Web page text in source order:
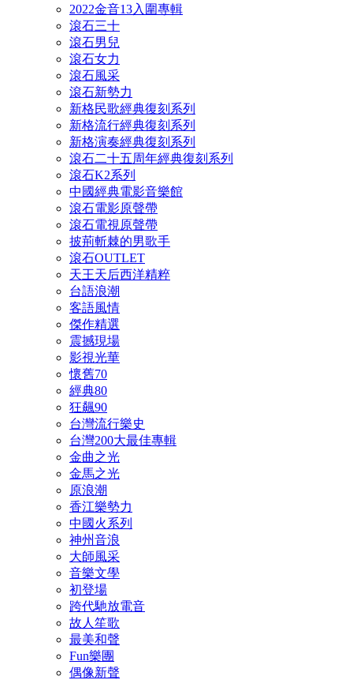
2022金音13入圍專輯
滾石三十
滾石男兒
滾石女力
滾石風采
滾石新勢力
新格民歌經典復刻系列
新格流行經典復刻系列
新格演奏經典復刻系列
滾石二十五周年經典復刻系列
滾石K2系列
中國經典電影音樂館
滾石電影原聲帶
滾石電視原聲帶
披荊斬棘的男歌手
滾石OUTLET
天王天后西洋精粹
台語浪潮
客語風情
傑作精選
震撼現場
影視光華
懷舊70
經典80
狂飆90
台灣流行樂史
台灣200大最佳專輯
金曲之光
金馬之光
原浪潮
香江樂勢力
中國火系列
神州音浪
大師風采
音樂文學
初登場
跨代馳放電音
故人笙歌
最美和聲
Fun樂團
偶像新聲